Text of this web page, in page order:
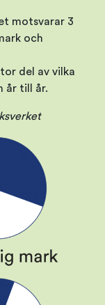
motsvarar 3
och
del av vilka
år till år.